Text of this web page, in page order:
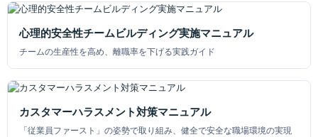
心理的安全性チームビルディング実施マニュアル
チームの生産性を高め、離職率を下げる実践ガイド
カスタマーハラスメント対策マニュアル
「従業員ファースト」の姿勢で取り組み、健全で安全な職場環境の実現